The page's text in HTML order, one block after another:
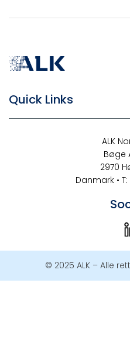
Quick Links
ALK
Bøge
2970
Danmark •
© 2025 ALK – Alle